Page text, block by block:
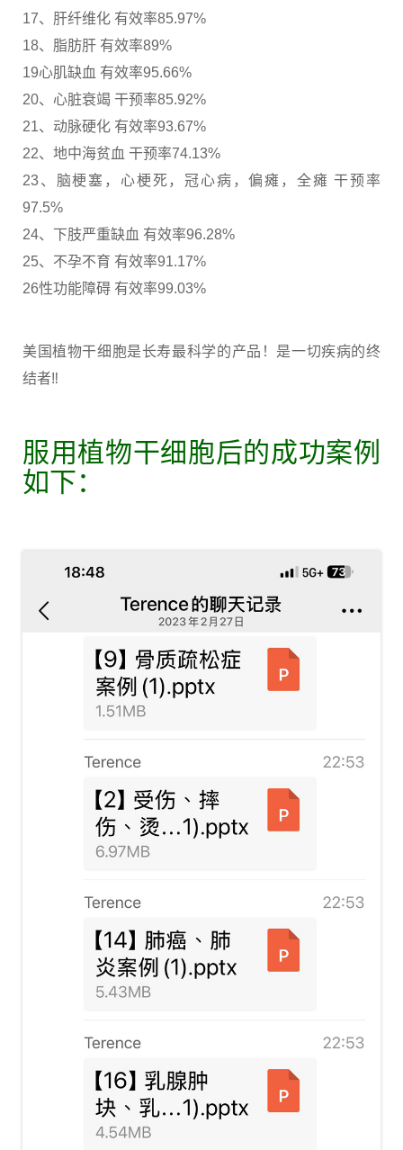
17、肝纤维化 有效率85.97%
18、脂肪肝 有效率89%
19心肌缺血 有效率95.66%
20、心脏衰竭 干预率85.92%
21、动脉硬化 有效率93.67%
22、地中海贫血 干预率74.13%
23、脑梗塞，心梗死，冠心病，偏瘫，全瘫 干预率
97.5%
24、下肢严重缺血 有效率96.28%
25、不孕不育 有效率91.17%
26性功能障碍 有效率99.03%
美国植物干细胞是长寿最科学的产品！是一切疾病的终
结者‼
服用植物干细胞后的成功案例
如下：